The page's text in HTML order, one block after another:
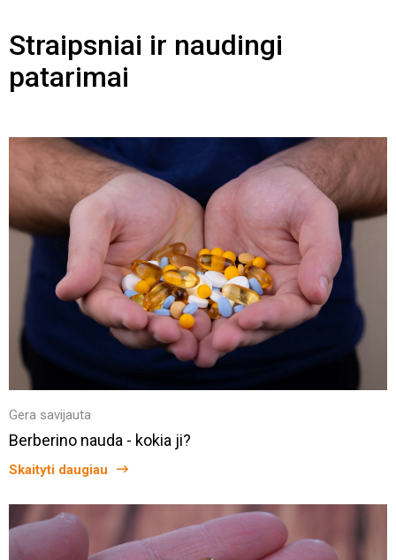
Straipsniai ir naudingi
patarimai
Gera savijauta
Berberino nauda - kokia ji?
Skaityti daugiau